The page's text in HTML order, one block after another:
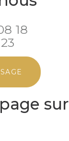
18
sur